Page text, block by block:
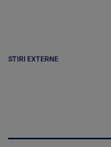
STIRI EXTERNE